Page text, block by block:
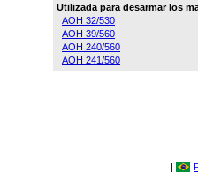
Utilizada para desarmar los
AOH 32/530
AOH 39/560
AOH 240/560
AOH 241/560
|